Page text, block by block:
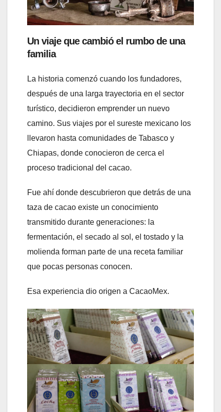
Un viaje que cambió el rumbo de una
familia
La historia comenzó cuando los fundadores,
después de una larga trayectoria en el sector
turístico, decidieron emprender un nuevo
camino. Sus viajes por el sureste mexicano los
llevaron hasta comunidades de Tabasco y
Chiapas, donde conocieron de cerca el
proceso tradicional del cacao.
Fue ahí donde descubrieron que detrás de una
taza de cacao existe un conocimiento
transmitido durante generaciones: la
fermentación, el secado al sol, el tostado y la
molienda forman parte de una receta familiar
que pocas personas conocen.
Esa experiencia dio origen a CacaoMex.